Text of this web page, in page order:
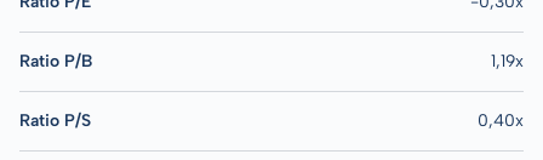
Ratio P/B 1,19x
Ratio P/S 0,40x